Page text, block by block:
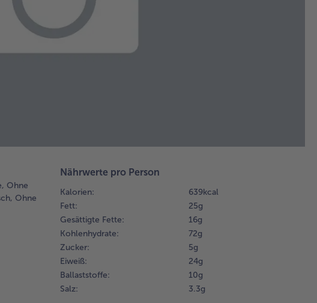
Ohne
Ohne
Nährwerte pro Person
Kalorien:
639 kcal
Fett:
25 g
Gesättigte Fette:
16 g
Kohlenhydrate:
72 g
Zucker:
5 g
Eiweiß:
24 g
Ballaststoffe:
10 g
Salz:
3.3 g